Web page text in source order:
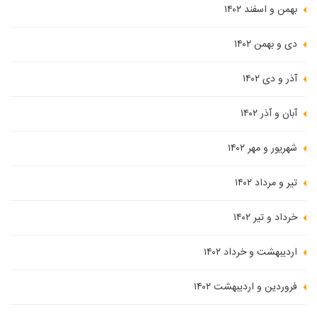
بهمن و اسفند ۱۴۰۲
دی و بهمن ۱۴۰۲
آذر و دی ۱۴۰۲
آبان و آذر ۱۴۰۲
شهریور و مهر ۱۴۰۲
تیر و مرداد ۱۴۰۲
خرداد و تیر ۱۴۰۲
اردیبهشت و خرداد ۱۴۰۲
فروردین و اردیبهشت ۱۴۰۲